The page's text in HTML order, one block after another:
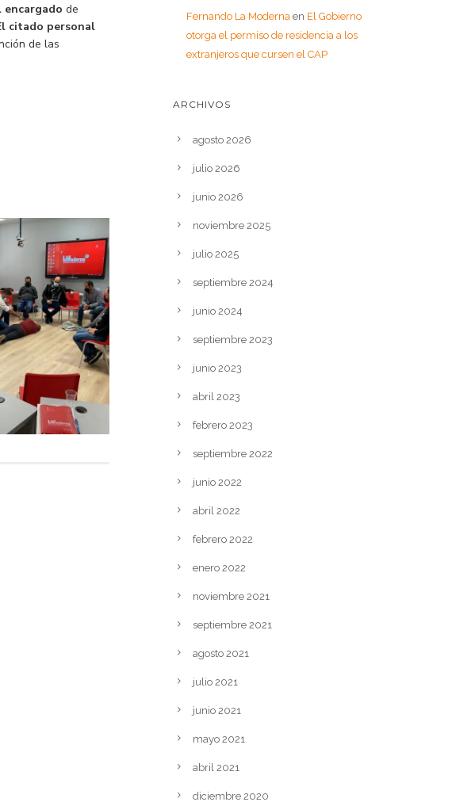
de
citado personal
de las
Fernando La Modernaen El Gobierno
otorga el permiso de residencia a los
extranjeros que cursen el CAP
ARCHIVOS
agosto 2026
julio 2026
junio 2026
noviembre 2025
julio 2025
septiembre 2024
junio 2024
septiembre 2023
junio 2023
abril 2023
febrero 2023
septiembre 2022
junio 2022
abril 2022
febrero 2022
enero 2022
noviembre 2021
septiembre 2021
agosto 2021
julio 2021
junio 2021
mayo 2021
abril 2021
diciembre 2020